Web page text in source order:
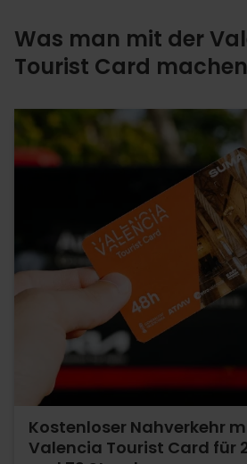
Was man mit der
Tourist Card
Kostenloser Nahverkehr
Valencia Tourist Card für